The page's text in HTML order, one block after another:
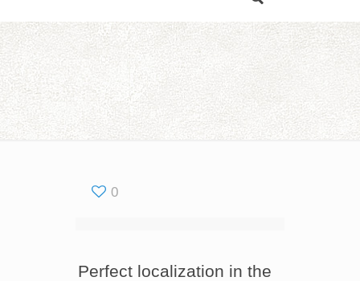
0
Perfect localization in the